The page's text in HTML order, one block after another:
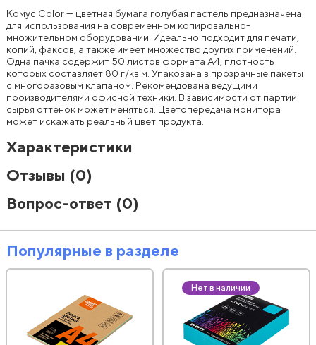
Комус Color — цветная бумага голубая пастель предназначена
для использования на современном копировально-
множительном оборудовании. Идеально подходит для печати,
копий, факсов, а также имеет множество других применений.
Одна пачка содержит 50 листов формата А4, плотность
которых составляет 80 г/кв.м. Упакована в прозрачные пакеты
с многоразовым клапаном. Рекомендована ведущими
производителями офисной техники. В зависимости от партии
сырья оттенок может меняться. Цветопередача монитора
может искажать реальный цвет продукта.
Характеристики
Отзывы (0)
Вопрос-ответ (0)
Популярные в разделе
Нет в наличии